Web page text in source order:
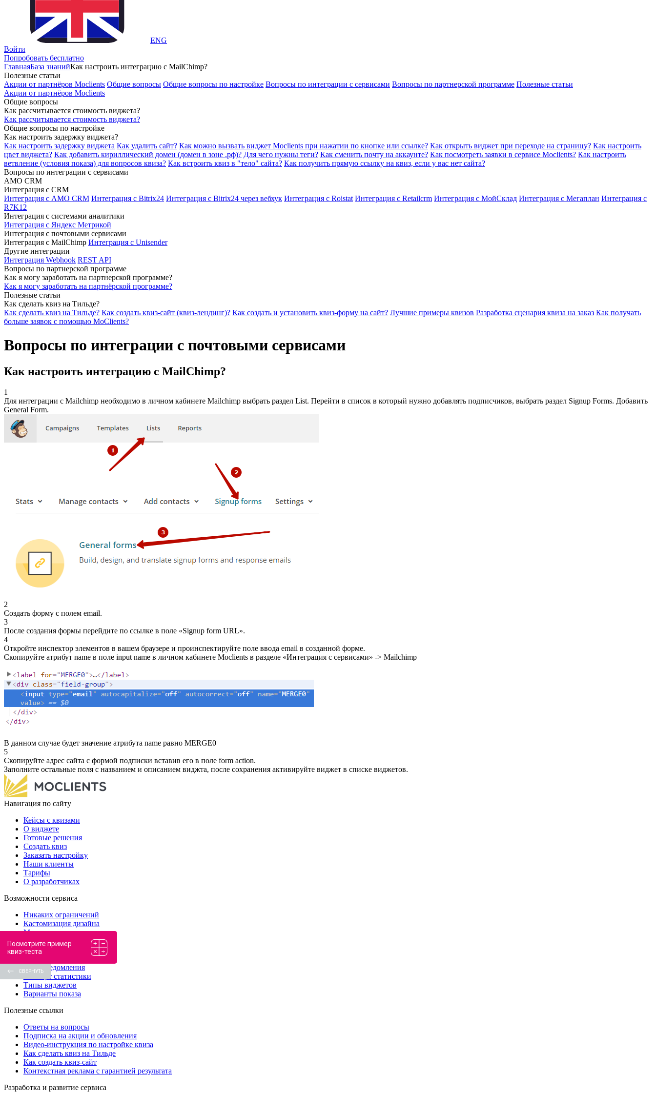
ENG
Войти
Попробовать бесплатно
ГлавнаяБаза знанийКак настроить интеграцию с MailChimp?
Полезные статьи
Акции от партнёров Moclients Общие вопросы Общие вопросы по настройке Вопросы по интеграции с сервисами Вопросы по партнерской программе Полезные статьи
Акции от партнёров Moclients
Общие вопросы
Как рассчитывается стоимость виджета?
Как рассчитывается стоимость виджета?
Общие вопросы по настройке
Как настроить задержку виджета?
Как настроить задержку виджета Как удалить сайт? Как можно вызвать виджет Moclients при нажатии по кнопке или ссылке? Как открыть виджет при переходе на страницу? Как настроить
цвет виджета? Как добавить кириллический домен (домен в зоне .рф)? Для чего нужны теги? Как сменить почту на аккаунте? Как посмотреть заявки в сервисе Moclients? Как настроить
ветвление (условия показа) для вопросов квиза? Как встроить квиз в "тело" сайта? Как получить прямую ссылку на квиз, если у вас нет сайта?
Вопросы по интеграции с сервисами
AMO CRM
Интеграция с CRM
Интеграция с AMO CRM Интеграция с Bitrix24 Интеграция с Bitrix24 через вебхук Интеграция с Roistat Интеграция с Retailcrm Интеграция с МойСклад Интеграция с Мегаплан Интеграция с
R7K12
Интеграция с системами аналитики
Интеграция с Яндекс Метрикой
Интеграция с почтовыми сервисами
Интеграция с MailChimp Интеграция с Unisender
Другие интеграции
Интеграция Webhook REST API
Вопросы по партнерской программе
Как я могу заработать на партнерской программе?
Как я могу заработать на партнёрской программе?
Полезные статьи
Как сделать квиз на Тильде?
Как сделать квиз на Тильде? Как создать квиз-сайт (квиз-лендинг)? Как создать и установить квиз-форму на сайт? Лучшие примеры квизов Разработка сценария квиза на заказ Как получать
больше заявок с помощью MoClients?
Вопросы по интеграции с почтовыми сервисами
Как настроить интеграцию с MailChimp?
1
Для интеграции с Mailchimp необходимо в личном кабинете Mailchimp выбрать раздел List. Перейти в список в который нужно добавлять подписчиков, выбрать раздел Signup Forms. Добавить
General Form.
2
Создать форму с полем email.
3
После создания формы перейдите по ссылке в поле «Signup form URL».
4
Откройте инспектор элементов в вашем браузере и проинспектируйте поле ввода email в созданной форме.
Скопируйте атрибут name в поле input name в личном кабинете Moclients в разделе «Интеграция с сервисами» -> Mailchimp
В данном случае будет значение атрибута name равно MERGE0
5
Скопируйте адрес сайта с формой подписки вставив его в поле form action.
Заполните остальные поля с названием и описанием виджта, после сохранения активируйте виджет в списке виджетов.
Навигация по сайту
Кейсы с квизами
О виджете
Готовые решения
Создать квиз
Заказать настройку
Наши клиенты
Тарифы
О разработчиках
Возможности сервиса
Никаких ограничений
Кастомизация дизайна
Мессенджеры и соцсети
Ветвление вопросов
Интеграции
Условия показа по URL
SMS-уведомления
Экспорт статистики
Типы виджетов
Варианты показа
Полезные ссылки
Ответы на вопросы
Подписка на акции и обновления
Видео-инструкция по настройке квиза
Как сделать квиз на Тильде
Как создать квиз-сайт
Контекстная реклама с гарантией результата
Разработка и развитие сервиса
Посмотрите пример
квиз-теста
СВЕРНУТЬ